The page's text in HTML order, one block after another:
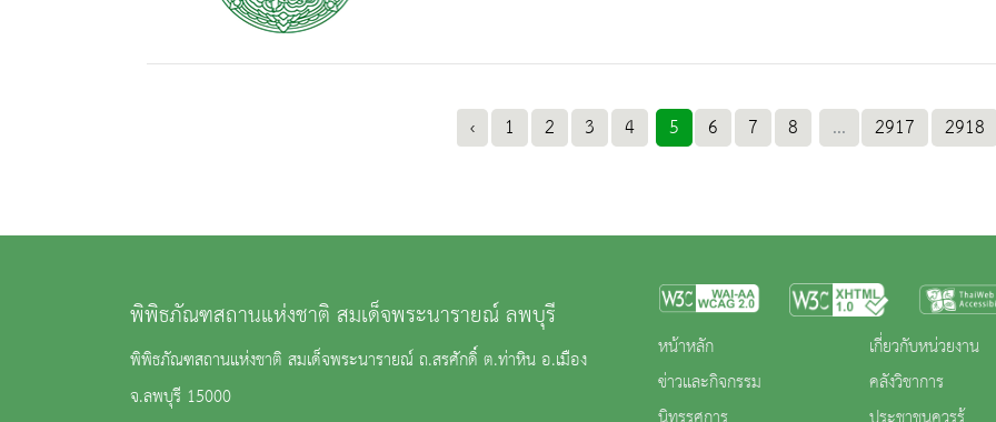
‹ 1 2 3 4 5 6 7 8 ... 2917 2918
พิพิธภัณฑสถานแห่งชาติ สมเด็จพระนารายณ์ ลพบุรี
พิพิธภัณฑสถานแห่งชาติ สมเด็จพระนารายณ์ ถ.สรศักดิ์ ต.ท่าหิน อ.เมือง
จ.ลพบุรี 15000
หน้าหลัก
ข่าวและกิจกรรม
เกี่ยวกับหน่วยงาน
คลังวิชาการ